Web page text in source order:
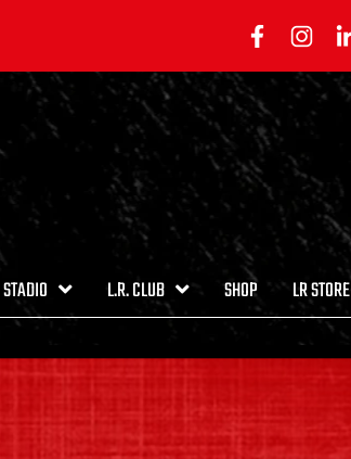
STADIO L.R. CLUB SHOP LR STORE